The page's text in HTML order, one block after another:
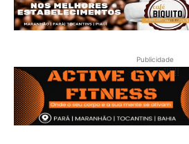
Publicidade